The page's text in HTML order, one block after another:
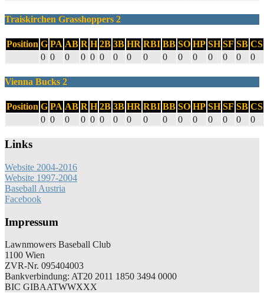
Traiskirchen Grasshoppers 2
Position G PA AB R H 2B 3B HR RBI BB SO HP SH SF SB CS
0 0 0 0 0 0 0 0 0 0 0 0 0 0 0 0
Vienna Bucks 2
Position G PA AB R H 2B 3B HR RBI BB SO HP SH SF SB CS
0 0 0 0 0 0 0 0 0 0 0 0 0 0 0 0
Links
Website 2004-2016
Website 1997-2004
Baseball Austria
Facebook
Impressum
Lawnmowers Baseball Club
1100 Wien
ZVR-Nr. 095404003
Bankverbindung: AT20 2011 1850 3494 0000
BIC GIBAATWWXXX